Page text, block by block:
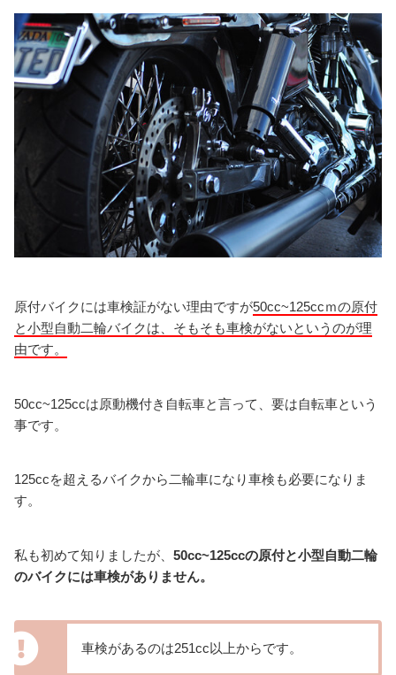
原付バイクには車検証がない理由ですが50cc~125ccｍの原付
と小型自動二輪バイクは、そもそも車検がないというのが理
由です。
50cc~125ccは原動機付き自転車と言って、要は自転車という
事です。
125ccを超えるバイクから二輪車になり車検も必要になりま
す。
私も初めて知りましたが、 50cc~125ccの原付と小型自動二輪
のバイクには車検がありません。
車検があるのは251cc以上からです。